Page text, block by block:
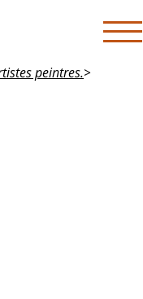
peintres.>